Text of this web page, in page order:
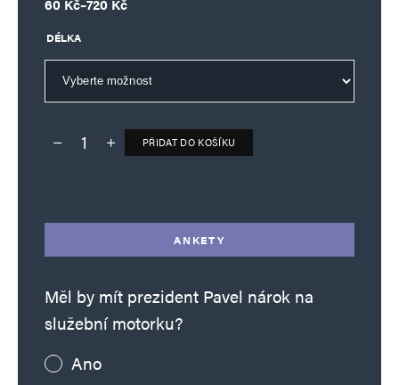
60 Kč–720 Kč
DÉLKA
Deník TO – verze bez reklam množství
PŘIDAT DO KOŠÍKU
ANKETY
Měl by mít prezident Pavel nárok na
služební motorku?
Ano